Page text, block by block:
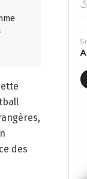
des